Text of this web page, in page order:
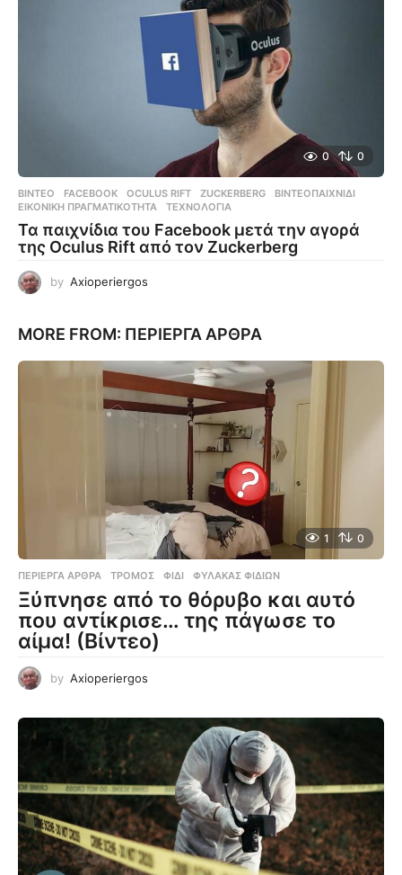
0 0
ΒΊΝΤΕΟ FACEBOOK ,OCULUS RIFT ,ZUCKERBERG ,ΒΙΝΤΕΟΠΑΙΧΝΊΔΙ
ΕΙΚΟΝΙΚΉ ΠΡΑΓΜΑΤΙΚΌΤΗΤΑ
,ΤΕΧΝΟΛΟΓΊΑ
Τα παιχνίδια του Facebook μετά την αγορά
της Oculus Rift από τον Zuckerberg
by Axioperiergos
MORE FROM: ΠΕΡΊΕΡΓΑ ΆΡΘΡΑ
1 0
ΠΕΡΊΕΡΓΑ ΆΡΘΡΑ ΤΡΌΜΟΣ ,ΦΊΔΙ ,ΦΎΛΑΚΑΣ ΦΙΔΙΏΝ
Ξύπνησε από το θόρυβο και αυτό
που αντίκρισε… της πάγωσε το
αίμα! (Βίντεο)
by Axioperiergos